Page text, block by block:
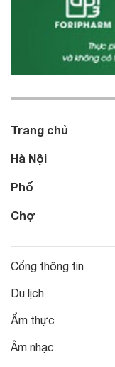
Trang chủ
Hà Nội
Phố
Chợ
Cổng thông tin
Du lịch
Ẩm thực
Âm nhạc